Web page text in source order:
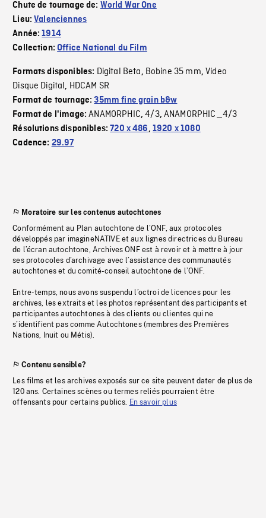
Chute de tournage de: World War One
Lieu:Valenciennes
Année:1914
Collection:Office National du Film
Formats disponibles: Digital Beta, Bobine 35 mm,Video
Disque Digital, HDCAM SR
Format de tournage:35mm fine grain b&w
Format de l'image:ANAMORPHIC,4/3, ANAMORPHIC_4/3
Résolutions disponibles:720 x 486, 1920 x 1080
Cadence: 29.97
Moratoire sur les contenus autochtones
Conformément au Plan autochtone de l’ONF, aux protocoles
développés par imagineNATIVE et aux lignes directrices du Bureau
de l’écran autochtone, Archives ONF est à revoir et à mettre à jour
ses protocoles d’archivage avec l’assistance des communautés
autochtones et du comité-conseil autochtone de l’ONF.
Entre-temps, nous avons suspendu l’octroi de licences pour les
archives, les extraits et les photos représentant des participants et
participantes autochtones à des clients ou clientes qui ne
s’identifient pas comme Autochtones (membres des Premières
Nations, Inuit ou Métis).
Contenu sensible?
Les films et les archives exposés sur ce site peuvent dater de plus de
120 ans. Certaines scènes ou termes reliés pourraient être
offensants pour certains publics. En savoir plus